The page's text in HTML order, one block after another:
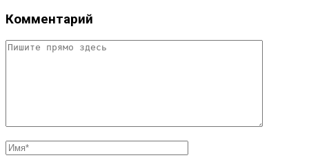
Комментарий